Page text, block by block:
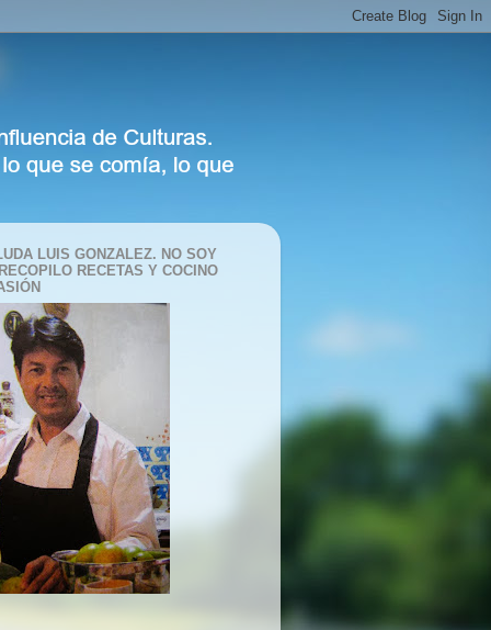
LUIS GONZALEZ. NO SOY
RECETAS Y COCINO